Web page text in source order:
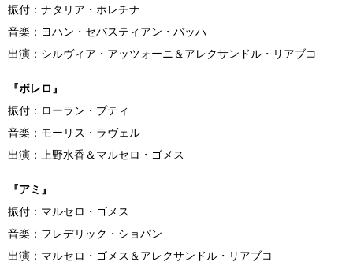
振付：ナタリア・ホレチナ
音楽：ヨハン・セバスティアン・バッハ
出演：シルヴィア・アッツォーニ＆アレクサンドル・リアブコ
『ボレロ』
振付：ローラン・プティ
音楽：モーリス・ラヴェル
出演：上野水香＆マルセロ・ゴメス
『アミ』
振付：マルセロ・ゴメス
音楽：フレデリック・ショパン
出演：マルセロ・ゴメス＆アレクサンドル・リアブコ